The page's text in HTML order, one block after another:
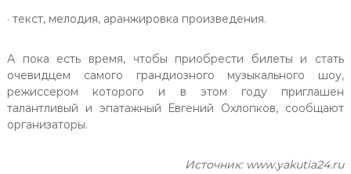
· текст, мелодия, аранжировка произведения.
А пока есть время, чтобы приобрести билеты и стать
очевидцем самого грандиозного музыкального шоу,
режиссером которого и в этом году приглашен
талантливый и эпатажный Евгений Охлопков, сообщают
организаторы.
Источник: www.yakutia24.ru